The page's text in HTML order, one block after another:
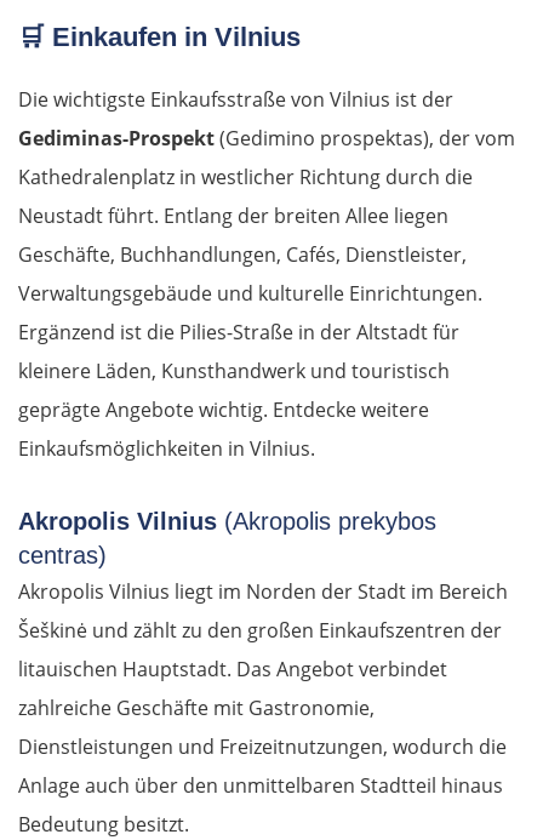
🛒 Einkaufen in Vilnius
Die wichtigste Einkaufsstraße von Vilnius ist der
Gediminas-Prospekt(Gedimino prospektas), der vom
Kathedralenplatz in westlicher Richtung durch die
Neustadt führt. Entlang der breiten Allee liegen
Geschäfte, Buchhandlungen, Cafés, Dienstleister,
Verwaltungsgebäude und kulturelle Einrichtungen.
Ergänzend ist die Pilies-Straße in der Altstadt für
kleinere Läden, Kunsthandwerk und touristisch
geprägte Angebote wichtig. Entdecke weitere
Einkaufsmöglichkeiten in Vilnius.
Akropolis Vilnius (Akropolis prekybos
centras)
Akropolis Vilnius liegt im Norden der Stadt im Bereich
Šeškinė und zählt zu den großen Einkaufszentren der
litauischen Hauptstadt. Das Angebot verbindet
zahlreiche Geschäfte mit Gastronomie,
Dienstleistungen und Freizeitnutzungen, wodurch die
Anlage auch über den unmittelbaren Stadtteil hinaus
Bedeutung besitzt.